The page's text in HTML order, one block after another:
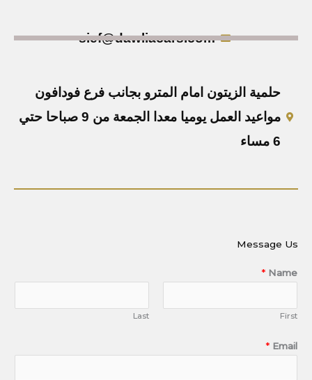
sief@dawliacars.com
حلمية الزيتون امام المترو بجانب فرع فودافون
مواعيد العمل يوميا معدا الجمعة من 9 صباحا حتي
6 مساء
Message Us
Name
*
First
Last
Email
*